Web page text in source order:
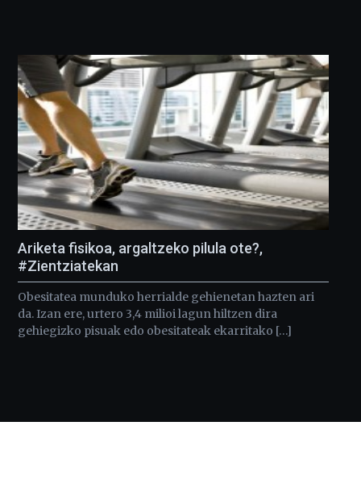
Ariketa fisikoa, argaltzeko pilula ote?,
#Zientziatekan
Obesitatea munduko herrialde gehienetan hazten ari
da. Izan ere, urtero 3,4 milioi lagun hiltzen dira
gehiegizko pisuak edo obesitateak ekarritako […]